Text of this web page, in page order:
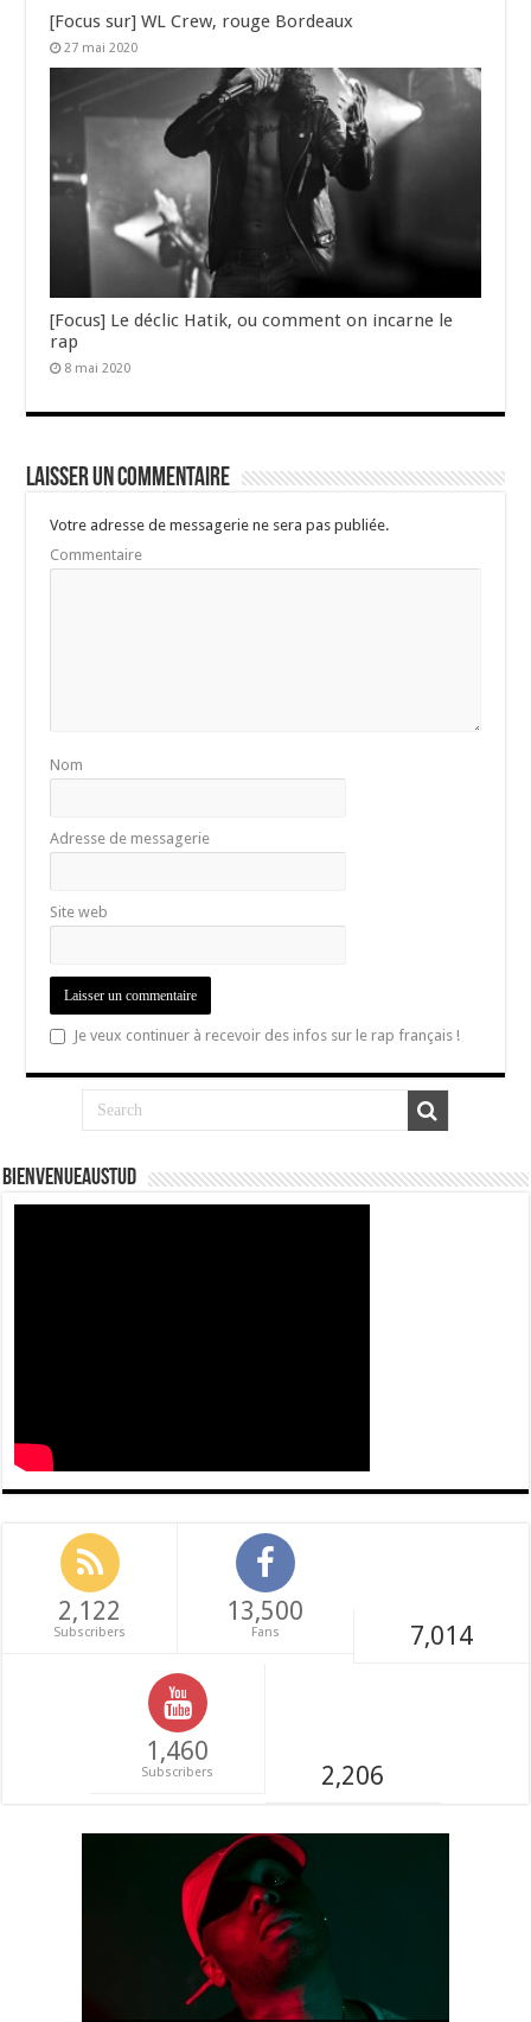
[Focus sur] WL Crew, rouge Bordeaux
27 mai 2020
[Focus] Le déclic Hatik, ou comment on incarne le
rap
8 mai 2020
Laisser un commentaire
Votre adresse de messagerie ne sera pas publiée.
Commentaire
Nom
Adresse de messagerie
Site web
Je veux continuer à recevoir des infos sur le rap français !
Bienvenueaustud
2,122
Subscribers
13,500
Fans 7,014
1,460
Subscribers 2,206